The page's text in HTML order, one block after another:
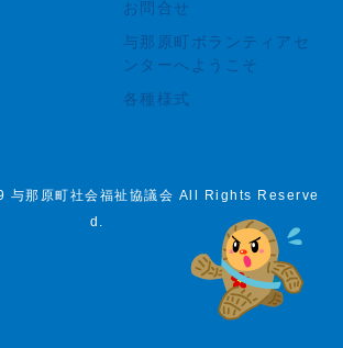
お問合せ
与那原町ボランティアセ
ンターへようこそ
各種様式
那原町社会福祉協議会 All Rights Reserve
d.